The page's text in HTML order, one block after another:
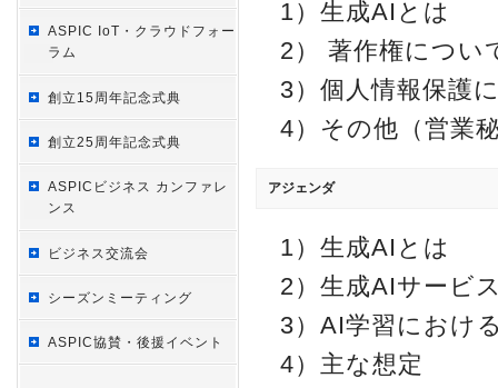
ASPIC IoT・クラウドフォー
ラム
創立15周年記念式典
創立25周年記念式典
ASPICビジネス カンファレ
ンス
ビジネス交流会
シーズンミーティング
ASPIC協賛・後援イベント
1）生成AIとは
2） 著作権につい
3）個人情報保護
4）その他（営業
アジェンダ
1）生成AIとは
2）生成AIサービ
3）AI学習におけ
4）主な想定